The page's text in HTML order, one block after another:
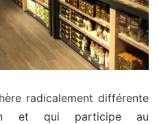
radicalement différente
et qui participe au